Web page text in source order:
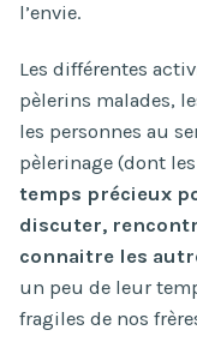
l’envie.
Les différentes
pèlerins malades,
les personnes au
pèlerinage (dont
temps précieux
discuter,
connaitre les
un peu de leur
fragiles de nos